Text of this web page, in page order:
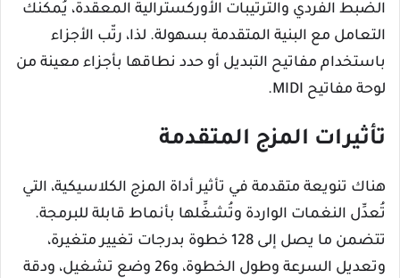
الضبط الفردي والترتيبات الأوركسترالية المعقدة، يُمكنك
التعامل مع البنية المتقدمة بسهولة. لذا، رتّب الأجزاء
باستخدام مفاتيح التبديل أو حدد نطاقها بأجزاء معينة من
لوحة مفاتيح MIDI.
تأثيرات المزج المتقدمة
هناك تنويعة متقدمة في تأثير أداة المزج الكلاسيكية، التي
تُعدِّل النغمات الواردة وتُشغِّلها بأنماط قابلة للبرمجة.
تتضمن ما يصل إلى 128 خطوة بدرجات تغيير متغيرة،
وتعديل السرعة وطول الخطوة، و26 وضع تشغيل، ودقة